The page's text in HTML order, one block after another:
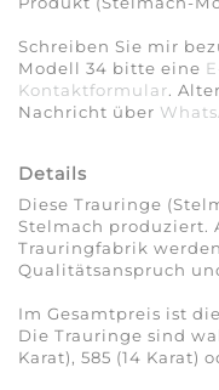
Schreiben Sie mir
Modell 34 bitte eine
Kontaktformular.
Nachricht über
Details
Diese Trauringe
Stelmach produziert.
Trauringfabrik
Qualitätsanspruch
Im Gesamtpreis ist
Die Trauringe sind
Karat), 585 (14 Karat)